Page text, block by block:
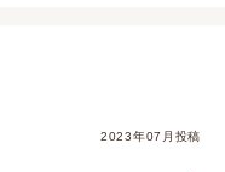
2023年07月投稿